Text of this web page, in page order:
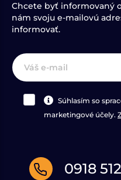
Chcete byť informovaný
nám svoju e-mailovú
informovať.
Súhlasím so
marketingové účely.
0918